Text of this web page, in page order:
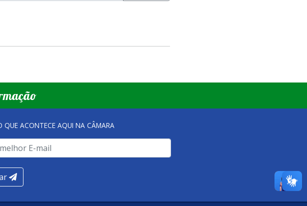
QUE ACONTECE AQUI NA CÂMARA